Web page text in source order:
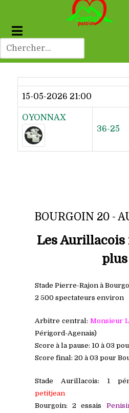
Dernier résultat
15-05-2026 21:00
OYONNAX
36-25
BOURGOIN 20 -
Les
plus
Stade Pierre-Rajon à
2 500 spectateurs environ
Arbitre central: Monsieur
Périgord-Agenais)
Score à la pause: 10 à 03
Score final: 20 à 03 pour
Stade Aurillacois: 1
petitjean
Bourgoin: 2 essais